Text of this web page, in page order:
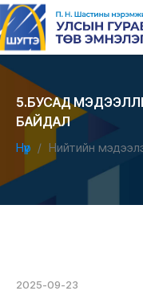
5.БУСАД
БАЙДАЛ
Нүүр Нийтийн
2025-09-23